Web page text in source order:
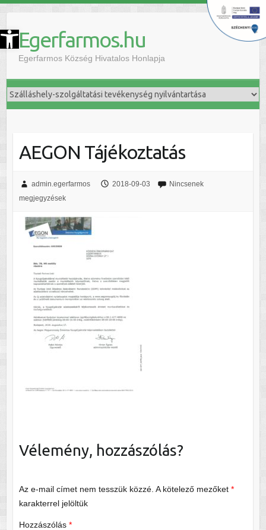
Eszköztár megnyitása Egerfarmos.hu
Egerfarmos Község Hivatalos Honlapja
AEGON Tájékoztatás
admin.egerfarmos 2018-09-03
Nincsenek
megjegyzések
Vélemény, hozzászólás?
Az e-mail címet nem tesszük közzé. A kötelező mezőket *
karakterrel jelöltük
Hozzászólás *